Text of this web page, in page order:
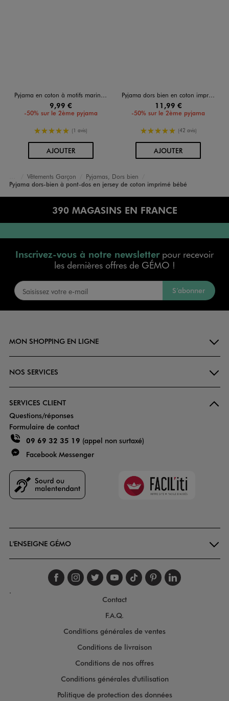
Pyjama en coton à motifs marins avec fermeture devant bébé garçon
9,99 €
-50% sur le 2ème pyjama
5/5 de moyenne
(1 avis)
AJOUTERAU PANIER
Pyjama dors bien en coton imprimé coeurs ouverture devant par zip bébé
11,99 €
-50% sur le 2ème pyjama
5/5 de moyenne
(42 avis)
AJOUTERAU PANIER
Accueil
Bébé
Vêtements Garçon
Pyjamas, Dors bien
Pyjama dors-bien à pont-dos en jersey de coton imprimé bébé
390 MAGASINS EN FRANCE
Inscrivez-vous à notre newsletterpour recevoir
les dernières offres de GÉMO !
S’abonner
MON SHOPPING EN LIGNE
NOS SERVICES
SERVICES CLIENT
Questions/réponses
Formulaire de contact
09 69 32 35 19 (appel non surtaxé)
Facebook Messenger
Faciliti
L'ENSEIGNE GÉMO
Suivez-nous sur
Suivez-nous sur
Suivez-nous sur
Suivez-nous
Suivez-nous
Suivez-
.
Contact
F.A.Q.
Conditions générales de ventes
Conditions de livraison
Conditions de nos offres
Conditions générales d'utilisation
Politique de protection des données